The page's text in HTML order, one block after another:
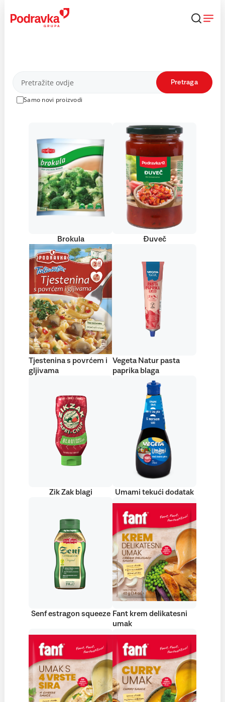
content
Proizvodi
Samo novi proizvodi
Pretraga
Brokula Đuveč
Tjestenina s povrćem i
gljivama
Vegeta Natur pasta
paprika blaga
Zik Zak blagi Umami tekući dodatak
Senf estragon squeeze Fant krem delikatesni
umak